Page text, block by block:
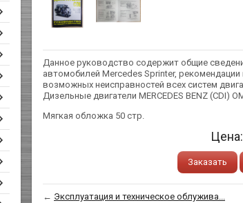
Данное руководство содержит общие
автомобилей Mercedes Sprinter,
возможных неисправностей всех систем
Дизельные двигатели MERCEDES BENZ (CDI)
Мягкая обложка 50 стр.
Цена:
Заказать
← Эксплуатация и техническое облужива...